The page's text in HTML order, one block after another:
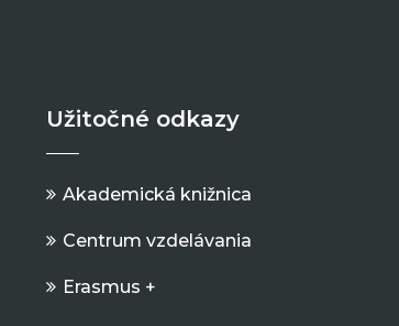
Užitočné odkazy
Akademická knižnica
Centrum vzdelávania
Erasmus +